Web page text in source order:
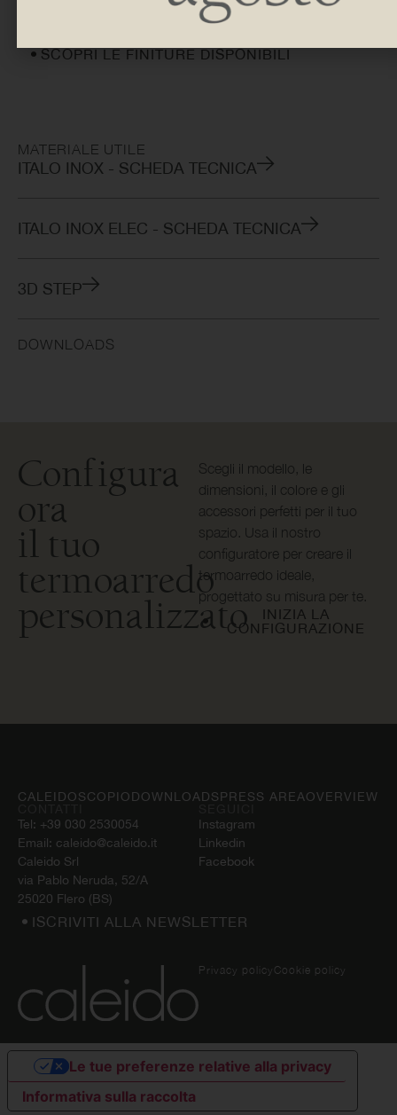
SCOPRI LE FINITURE DISPONIBILI
MATERIALE UTILE
ITALO INOX - SCHEDA TECNICA
ITALO INOX ELEC - SCHEDA TECNICA
3D STEP
DOWNLOADS
Configura
ora
il tuo
termoarredo
personalizzato
Scegli il modello, le
dimensioni, il colore e gli
accessori perfetti per il tuo
spazio. Usa il nostro
configuratore per creare il
termoarredo ideale,
progettato su misura per te.
INIZIA LA
CONFIGURAZIONE
Tel: +39 030 2530054
Email: caleido@caleido.it
Caleido Srl
via Pablo Neruda, 52/A
25020 Flero (BS)
Instagram
Linkedin
Facebook
CALEIDOSCOPIODOWNLOADSPRESS AREAOVERVIEW
ISCRIVITI ALLA NEWSLETTER
Privacy policy Cookie policy
Informativa sulla raccolta
Le tue preferenze relative alla privacy